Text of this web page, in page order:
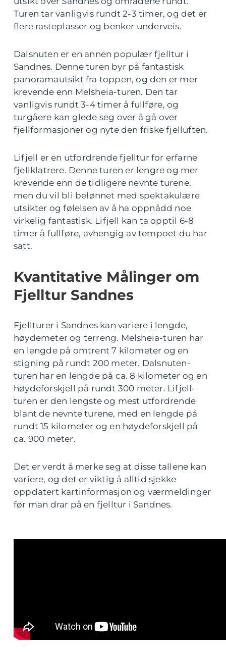
Turen tar vanligvis rundt 2-3 timer, og det er
flere rasteplasser og benker underveis.
Dalsnuten er en annen populær fjelltur i
Sandnes. Denne turen byr på fantastisk
panoramautsikt fra toppen, og den er mer
krevende enn Melsheia-turen. Den tar
vanligvis rundt 3-4 timer å fullføre, og
turgåere kan glede seg over å gå over
fjellformasjoner og nyte den friske fjelluften.
Lifjell er en utfordrende fjelltur for erfarne
fjellklatrere. Denne turen er lengre og mer
krevende enn de tidligere nevnte turene,
men du vil bli belønnet med spektakulære
utsikter og følelsen av å ha oppnådd noe
virkelig fantastisk. Lifjell kan ta opptil 6-8
timer å fullføre, avhengig av tempoet du har
satt.
Kvantitative Målinger om
Fjelltur Sandnes
Fjellturer i Sandnes kan variere i lengde,
høydemeter og terreng. Melsheia-turen har
en lengde på omtrent 7 kilometer og en
stigning på rundt 200 meter. Dalsnuten-
turen har en lengde på ca. 8 kilometer og en
høydeforskjell på rundt 300 meter. Lifjell-
turen er den lengste og mest utfordrende
blant de nevnte turene, med en lengde på
rundt 15 kilometer og en høydeforskjell på
ca. 900 meter.
Det er verdt å merke seg at disse tallene kan
variere, og det er viktig å alltid sjekke
oppdatert kartinformasjon og værmeldinger
før man drar på en fjelltur i Sandnes.